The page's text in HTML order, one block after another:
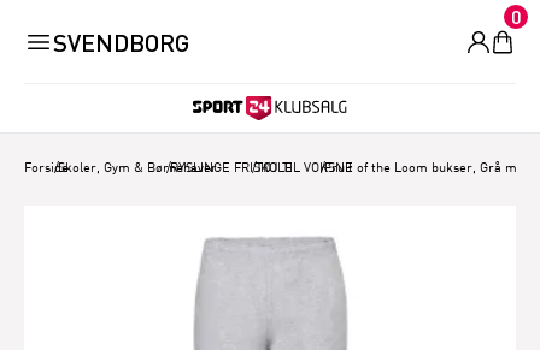
SVENDBORG
0
Forside
/Skoler, Gym & Børnehaver.
/RYSLINGE FRISKOLE
/TØJ TIL VOKSNE
/Fruit of the Loom bukser, Grå med